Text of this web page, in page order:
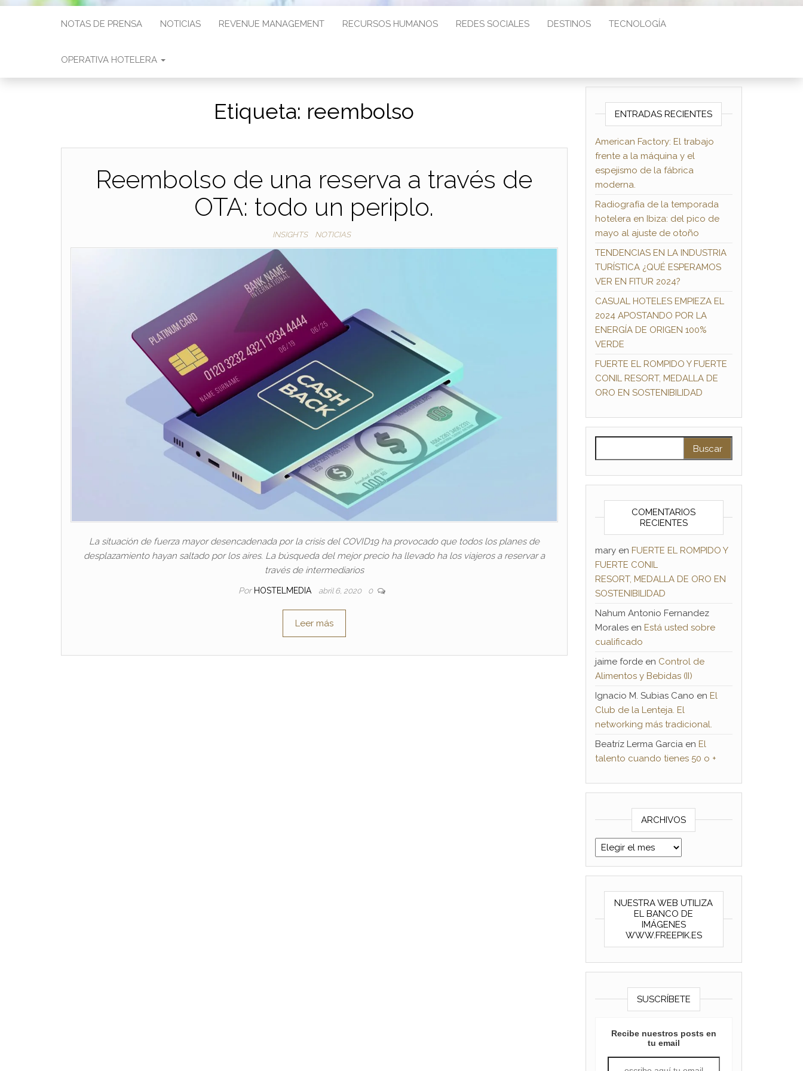
NOTAS DE PRENSA NOTICIAS REVENUE MANAGEMENT RECURSOS HUMANOS REDES SOCIALES DESTINOS TECNOLOGÍA
OPERATIVA HOTELERA
Etiqueta: reembolso
Reembolso de una reserva a través de
OTA: todo un periplo.
INSIGHTS NOTICIAS
La situación de fuerza mayor desencadenada por la crisis del COVID19 ha provocado que todos los planes de
desplazamiento hayan saltado por los aires. La búsqueda del mejor precio ha llevado ha los viajeros a reservar a
través de intermediarios
Por HOSTELMEDIA abril 6, 2020 0
Leer más
ENTRADAS RECIENTES
American Factory: El trabajo
frente a la máquina y el
espejismo de la fábrica
moderna.
Radiografía de la temporada
hotelera en Ibiza: del pico de
mayo al ajuste de otoño
TENDENCIAS EN LA INDUSTRIA
TURÍSTICA ¿QUÉ ESPERAMOS
VER EN FITUR 2024?
CASUAL HOTELES EMPIEZA EL
2024 APOSTANDO POR LA
ENERGÍA DE ORIGEN 100%
VERDE
FUERTE EL ROMPIDO Y FUERTE
CONIL RESORT, MEDALLA DE
ORO EN SOSTENIBILIDAD
COMENTARIOS
RECIENTES
maryen FUERTE EL ROMPIDO Y
FUERTE CONIL
RESORT, MEDALLA DE ORO EN
SOSTENIBILIDAD
Nahum Antonio Fernandez
Moralesen Está usted sobre
cualificado
jaime fordeen Control de
Alimentos y Bebidas (II)
Ignacio M. Subias Cano en El
Club de la Lenteja. El
networking más tradicional.
Beatríz Lerma Garciaen El
talento cuando tienes 50 o +
ARCHIVOS
Archivos
NUESTRA WEB UTILIZA
EL BANCO DE
IMÁGENES
WWW.FREEPIK.ES
SUSCRÍBETE
Recibe nuestros posts en
tu email